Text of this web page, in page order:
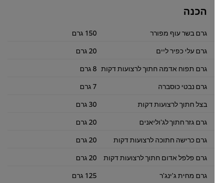
הכנה
גרם בשר עוף מפורר
150 גרם
גרם עלי כפיר ליים
20 גרם
גרם תפוח אדמה חתוך לרצועות דקות 8 גרם
גרם נבטי כוסברה
בצל חתוך לרצועות דקות
30 גרם
גרם גזר חתוך לג'וליאנים
20 גרם
גרם כרישה חתוכה לרצועות דקות
20 גרם
גרם פלפל אדום חתוך לרצועות דקות
20 גרם
גרם מחית ג'ינג'ר
125 גרם